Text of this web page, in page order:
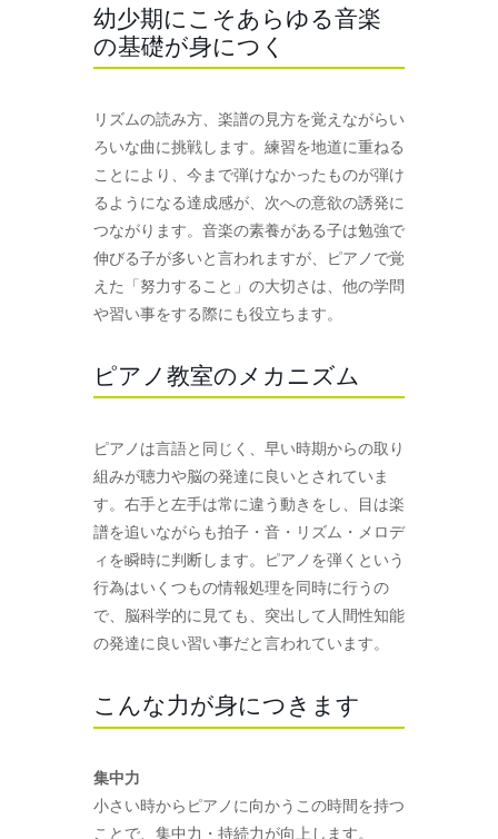
幼少期にこそあらゆる音楽
の基礎が身につく
リズムの読み方、楽譜の見方を覚えながらい
ろいな曲に挑戦します。練習を地道に重ねる
ことにより、今まで弾けなかったものが弾け
るようになる達成感が、次への意欲の誘発に
つながります。音楽の素養がある子は勉強で
伸びる子が多いと言われますが、ピアノで覚
えた「努力すること」の大切さは、他の学問
や習い事をする際にも役立ちます。
ピアノ教室のメカニズム
ピアノは言語と同じく、早い時期からの取り
組みが聴力や脳の発達に良いとされていま
す。右手と左手は常に違う動きをし、目は楽
譜を追いながらも拍子・音・リズム・メロデ
ィを瞬時に判断します。ピアノを弾くという
行為はいくつもの情報処理を同時に行うの
で、脳科学的に見ても、突出して人間性知能
の発達に良い習い事だと言われています。
こんな力が身につきます
集中力
小さい時からピアノに向かうこの時間を持つ
ことで、集中力・持続力が向上します。